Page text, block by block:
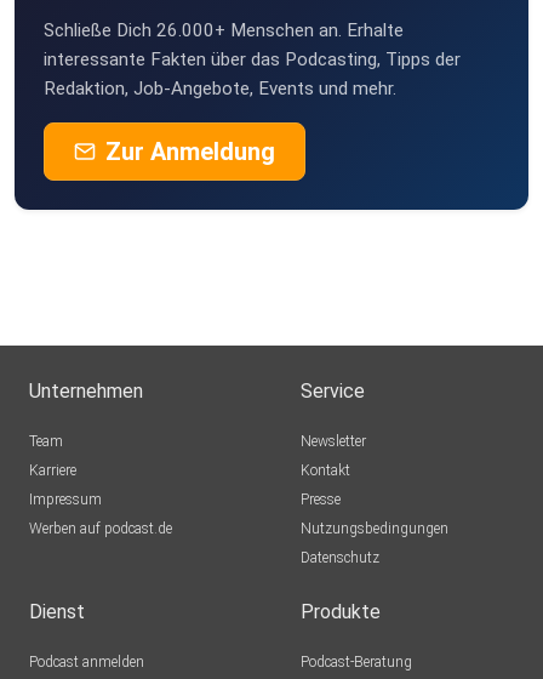
Schließe Dich 26.000+ Menschen an. Erhalte
interessante Fakten über das Podcasting, Tipps der
Redaktion, Job-Angebote, Events und mehr.
Zur Anmeldung
Unternehmen
Team
Karriere
Impressum
Werben auf podcast.de
Service
Newsletter
Kontakt
Presse
Nutzungsbedingungen
Datenschutz
Dienst
Podcast anmelden
Produkte
Podcast-Beratung